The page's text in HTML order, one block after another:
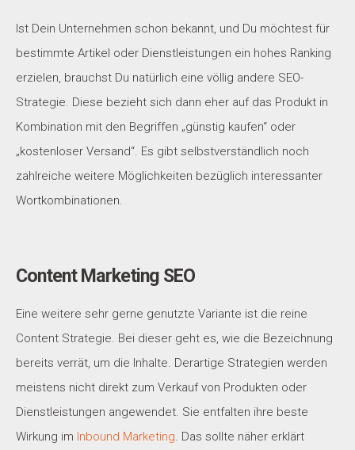
Ist Dein Unternehmen schon bekannt, und Du möchtest für
bestimmte Artikel oder Dienstleistungen ein hohes Ranking
erzielen, brauchst Du natürlich eine völlig andere SEO-
Strategie. Diese bezieht sich dann eher auf das Produkt in
Kombination mit den Begriffen „günstig kaufen“ oder
„kostenloser Versand“. Es gibt selbstverständlich noch
zahlreiche weitere Möglichkeiten bezüglich interessanter
Wortkombinationen.
Content Marketing SEO
Eine weitere sehr gerne genutzte Variante ist die reine
Content Strategie. Bei dieser geht es, wie die Bezeichnung
bereits verrät, um die Inhalte. Derartige Strategien werden
meistens nicht direkt zum Verkauf von Produkten oder
Dienstleistungen angewendet. Sie entfalten ihre beste
Wirkung im Inbound Marketing. Das sollte näher erklärt